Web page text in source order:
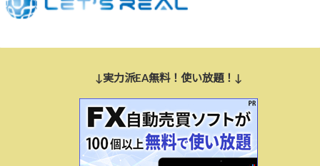
↓実力派EA無料！使い放題！↓